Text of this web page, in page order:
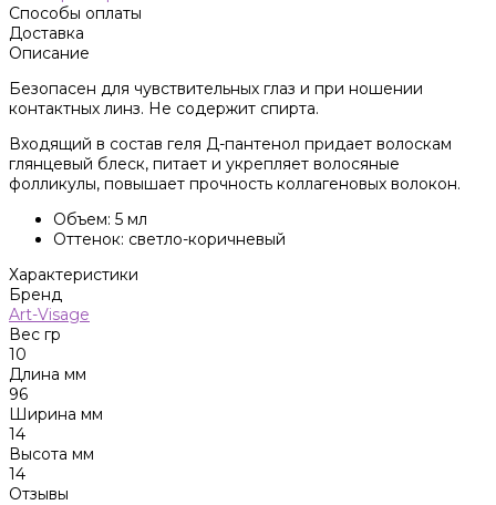
Способы оплаты
Доставка
Описание
Безопасен для чувствительных глаз и при ношении
контактных линз. Не содержит спирта.
Входящий в состав геля Д-пантенол придает волоскам
глянцевый блеск, питает и укрепляет волосяные
фолликулы, повышает прочность коллагеновых волокон.
Объем: 5 мл
Оттенок: светло-коричневый
Характеристики
Бренд
Art-Visage
Вес гр
10
Длина мм
96
Ширина мм
14
Высота мм
14
Отзывы